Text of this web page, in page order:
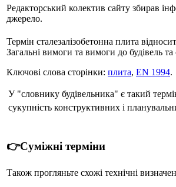
Редакторський колектив сайту збирав
джерело.
Термін сталезалізобетонна плита
Загальні вимоги та вимоги до будівель
Ключові слова сторінки: плита, EN 1994.
У "словнику будівельника" є такий
сукупність конструктивних і
👉Суміжні терміни
Також прогляньте схожі технічні